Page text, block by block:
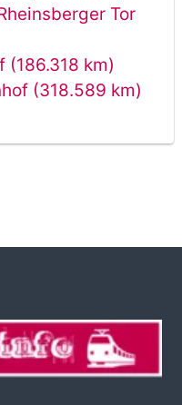
Tor
km)
(318.589 km)